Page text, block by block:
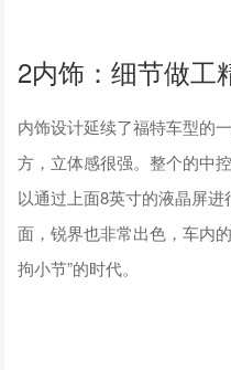
2内饰：细节做工
内饰设计延续了福特车型的
方，立体感很强。整个的中
以通过上面8英寸的液晶屏
面，锐界也非常出色，车内
拘小节”的时代。